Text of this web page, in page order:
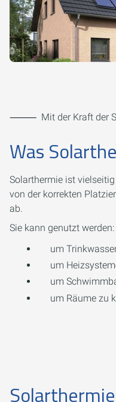
⸻ Mit der Kraft der
Was
Solarthermie ist
von der korrekten
ab.
Sie kann genutzt werden:
um
um
um
um Räume zu